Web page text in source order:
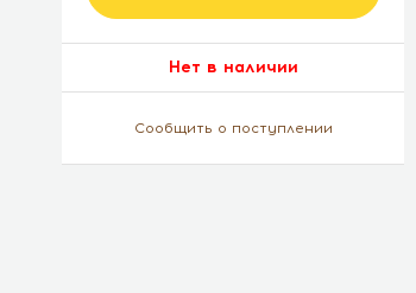
Нет в наличии
Сообщить о поступлении